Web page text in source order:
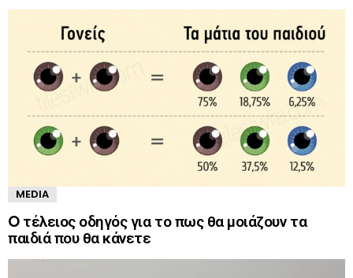
MEDIA
O τέλειος οδηγός για το πως θα μοιάζουν τα
παιδιά που θα κάνετε